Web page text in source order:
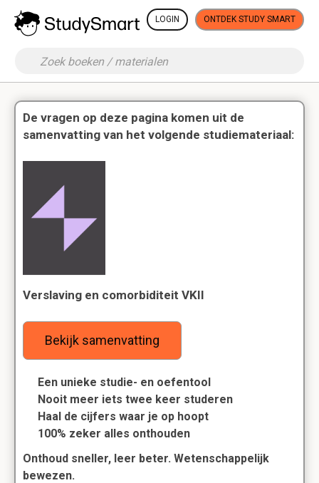
LOGIN ONTDEK STUDY SMART
De vragen op deze pagina komen uit de
samenvatting van het volgende studiemateriaal:
Verslaving en comorbiditeit VKII
Bekijk samenvatting
Een unieke studie- en oefentool
Nooit meer iets twee keer studeren
Haal de cijfers waar je op hoopt
100% zeker alles onthouden
Onthoud sneller, leer beter. Wetenschappelijk
bewezen.